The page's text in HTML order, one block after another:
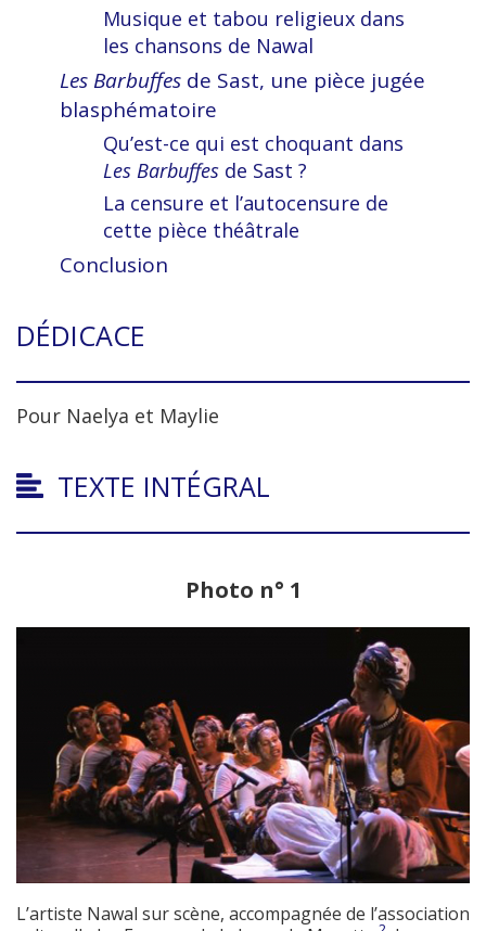
Musique et tabou religieux dans
les chansons de Nawal
Les Barbuffes de Sast, une pièce jugée
blasphématoire
Qu’est-ce qui est choquant dans
Les Barbuffes de Sast ?
La censure et l’autocensure de
cette pièce théâtrale
Conclusion
DÉDICACE
Pour Naelya et Maylie
TEXTE INTÉGRAL
Photo n° 1
L’artiste Nawal sur scène, accompagnée de l’association